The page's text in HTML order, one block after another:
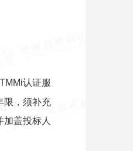
认证服
限，须补充
盖投标人